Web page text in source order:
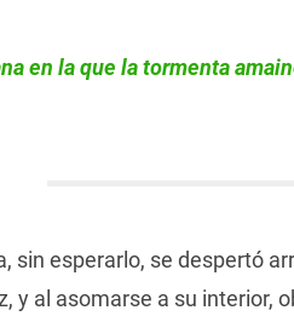
en la que la tormenta
sin esperarlo, se despertó
y al asomarse a su interior,